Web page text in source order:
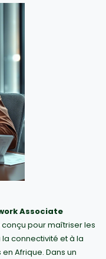
Associate
pour maîtriser les
connectivité et à la
Afrique. Dans un